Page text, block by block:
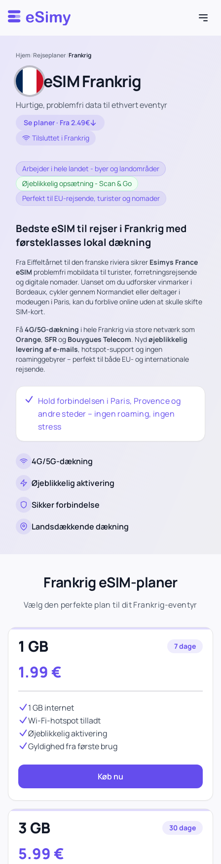
Esimy
Hjem/Rejseplaner/Frankrig
eSIM Frankrig
Hurtige, problemfri data til ethvert eventyr
Se planer · Fra 2.49€
Tilsluttet i Frankrig
Arbejder i hele landet - byer og landområder
Øjeblikkelig opsætning - Scan & Go
Perfekt til EU-rejsende, turister og nomader
Bedste eSIM til rejser i Frankrig med
førsteklasses lokal dækning
Fra Eiffeltårnet til den franske riviera sikrer Esimys France
eSIM problemfri mobildata til turister, forretningsrejsende
og digitale nomader. Uanset om du udforsker vinmarker i
Bordeaux, cykler gennem Normandiet eller deltager i
modeugen i Paris, kan du forblive online uden at skulle skifte
SIM-kort.
Få 4G/5G-dækning i hele Frankrig via store netværk som
Orange, SFRog Bouygues Telecom. Nydøjeblikkelig
levering af e-mails, hotspot-support og ingen
roaminggebyrer – perfekt til både EU- og internationale
rejsende.
Hold forbindelsen i Paris, Provence og
andre steder – ingen roaming, ingen
stress
4G/5G-dækning
Øjeblikkelig aktivering
Sikker forbindelse
Landsdækkende dækning
Frankrig eSIM-planer
Vælg den perfekte plan til dit Frankrig-eventyr
1 GB 7 dage
1.99 €
1 GB internet
Wi-Fi-hotspot tilladt
Øjeblikkelig aktivering
Gyldighed fra første brug
Køb nu
3 GB 30 dage
5.99 €